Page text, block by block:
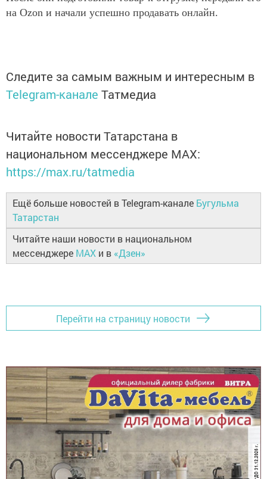
на Ozon и начали успешно продавать онлайн.
Следите за самым важным и интересным в
Telegram-канале Татмедиа
Читайте новости Татарстана в
национальном мессенджере MАХ:
https://max.ru/tatmedia
Ещё больше новостей в Telegram-канале Бугульма
Татарстан
Читайте наши новости в национальном
мессенджере MAX и в «Дзен»
Перейти на страницу новости